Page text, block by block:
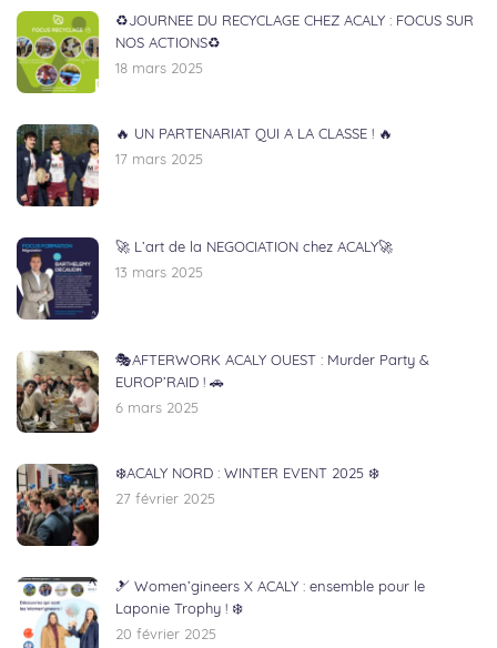
♻️JOURNEE DU RECYCLAGE CHEZ ACALY : FOCUS SUR
NOS ACTIONS♻️
18 mars 2025
🔥 UN PARTENARIAT QUI A LA CLASSE ! 🔥
17 mars 2025
🚀 L’art de la NEGOCIATION chez ACALY🚀
13 mars 2025
🎭AFTERWORK ACALY OUEST : Murder Party &
EUROP’RAID ! 🚗
6 mars 2025
❄️ACALY NORD : WINTER EVENT 2025 ❄️
27 février 2025
🎿 Women’gineers X ACALY : ensemble pour le
Laponie Trophy ! ❄️
20 février 2025